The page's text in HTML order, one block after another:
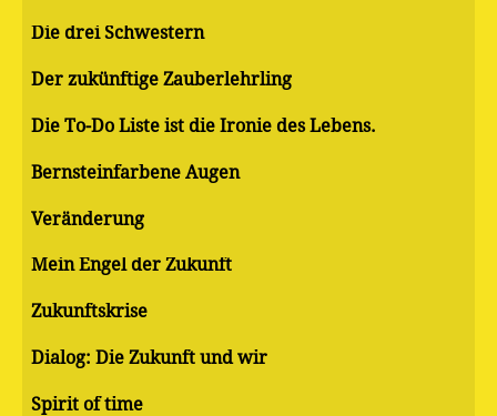
Die drei Schwestern
Der zukünftige Zauberlehrling
Die To-Do Liste ist die Ironie des Lebens.
Bernsteinfarbene Augen
Veränderung
Mein Engel der Zukunft
Zukunftskrise
Dialog: Die Zukunft und wir
Spirit of time